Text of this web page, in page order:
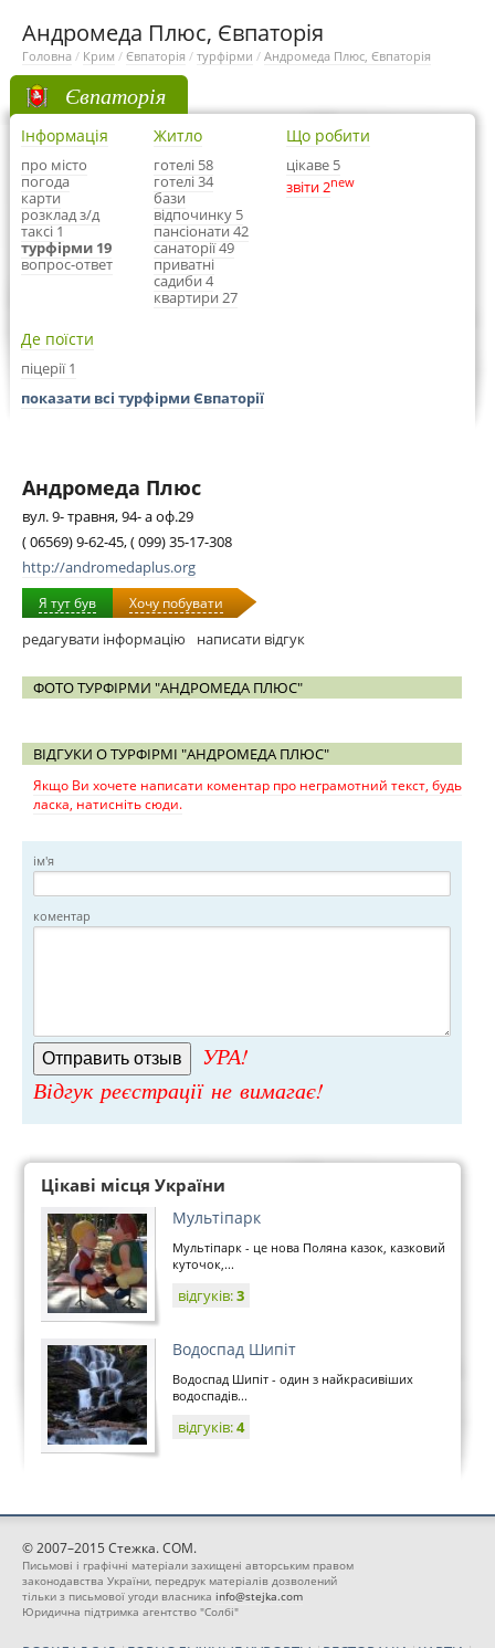
Андромеда Плюс, Євпаторія
Головна / Крим / Євпаторія / турфірми / Андромеда Плюс, Євпаторія
Євпаторія
Інформація
про місто
погода
карти
розклад з/д
таксі 1
турфірми 19
вопрос-ответ
Житло
готелі 58
готелі 34
бази
відпочинку 5
пансіонати 42
санаторії 49
приватні
садиби 4
квартири 27
Що робити
цікаве 5
звіти 2new
Де поїсти
піцерії 1
показати всі турфірми Євпаторії
Андромеда Плюс
вул. 9- травня, 94- а оф.29
( 06569) 9-62-45, ( 099) 35-17-308
http://andromedaplus.org
Я тут був Хочу побувати
редагувати інформацію написати відгук
ФОТО ТУРФІРМИ "АНДРОМЕДА ПЛЮС"
ВІДГУКИ О ТУРФІРМІ "АНДРОМЕДА ПЛЮС"
Якщо Ви хочете написати коментар про неграмотний текст, будь
ласка, натисніть сюди.
ім'я
коментар
УРА!
Відгук реєстрації не вимагає!
Цікаві місця України
Мультіпарк
Мультіпарк - це нова Поляна казок, казковий
куточок,...
відгуків:3
Водоспад Шипіт
Водоспад Шипіт - один з найкрасивіших
водоспадів...
відгуків:4
© 2007–2015 Стежка. COM.
Письмові і графічні матеріали захищені авторським правом
законодавства України, передрук матеріалів дозволений
тільки з письмової угоди власника info@stejka.com
Юридична підтримка агентство "Солбі"